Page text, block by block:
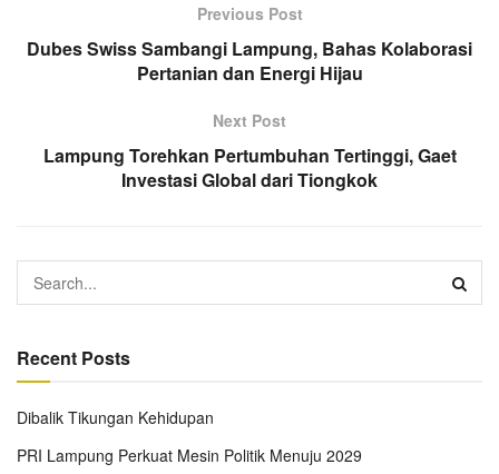
Previous Post
Dubes Swiss Sambangi Lampung, Bahas Kolaborasi
Pertanian dan Energi Hijau
Next Post
Lampung Torehkan Pertumbuhan Tertinggi, Gaet
Investasi Global dari Tiongkok
Recent Posts
Dibalik Tikungan Kehidupan
PRI Lampung Perkuat Mesin Politik Menuju 2029